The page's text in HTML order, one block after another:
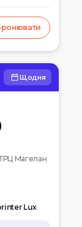
Щодня
Магелан
Lux